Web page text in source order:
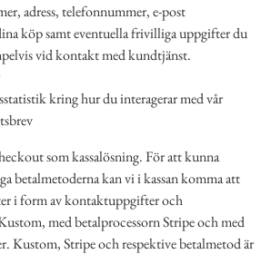
adress, telefonnummer, e-post
köp samt eventuella frivilliga uppgifter du
vid kontakt med kundtjänst.
kring hur du interagerar med vår
som kassalösning. För att kunna
betalmetoderna kan vi i kassan komma att
i form av kontaktuppgifter och
med betalprocessorn Stripe och med
Kustom, Stripe och respektive betalmetod är